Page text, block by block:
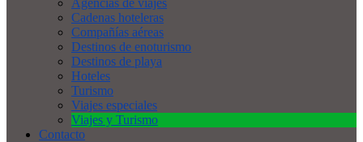
Agencias de viajes
Cadenas hoteleras
Compañías aéreas
Destinos de enoturismo
Destinos de playa
Hoteles
Turismo
Viajes especiales
Viajes y Turismo
Contacto